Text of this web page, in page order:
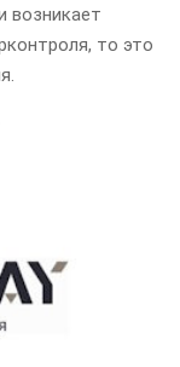
возникает
то это